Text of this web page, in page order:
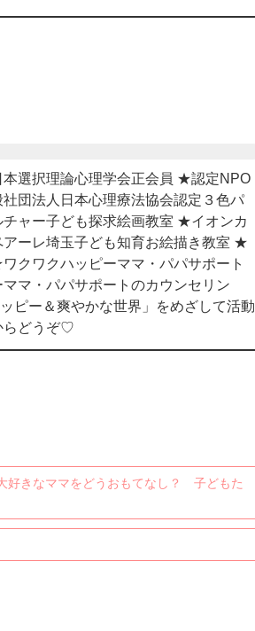
選択理論心理学会正会員 ★認定NPO
団法人日本心理療法協会認定３色パ
ャー子ども探求絵画教室 ★イオンカ
ーレ埼玉子ども知育お絵描き教室 ★
クワクハッピーママ・パパサポート
マ・パパサポートのカウンセリン
ピー＆爽やかな世界」をめざして活動
らどうぞ♡
きなママをどうおもてなし？ 子どもた